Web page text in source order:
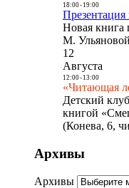
18:00- 19:00
Новая книга
М.
12
Августа
12:00- 13:00
«Читающая
Детский
книгой
(Конева, 6,
Архивы
Архивы